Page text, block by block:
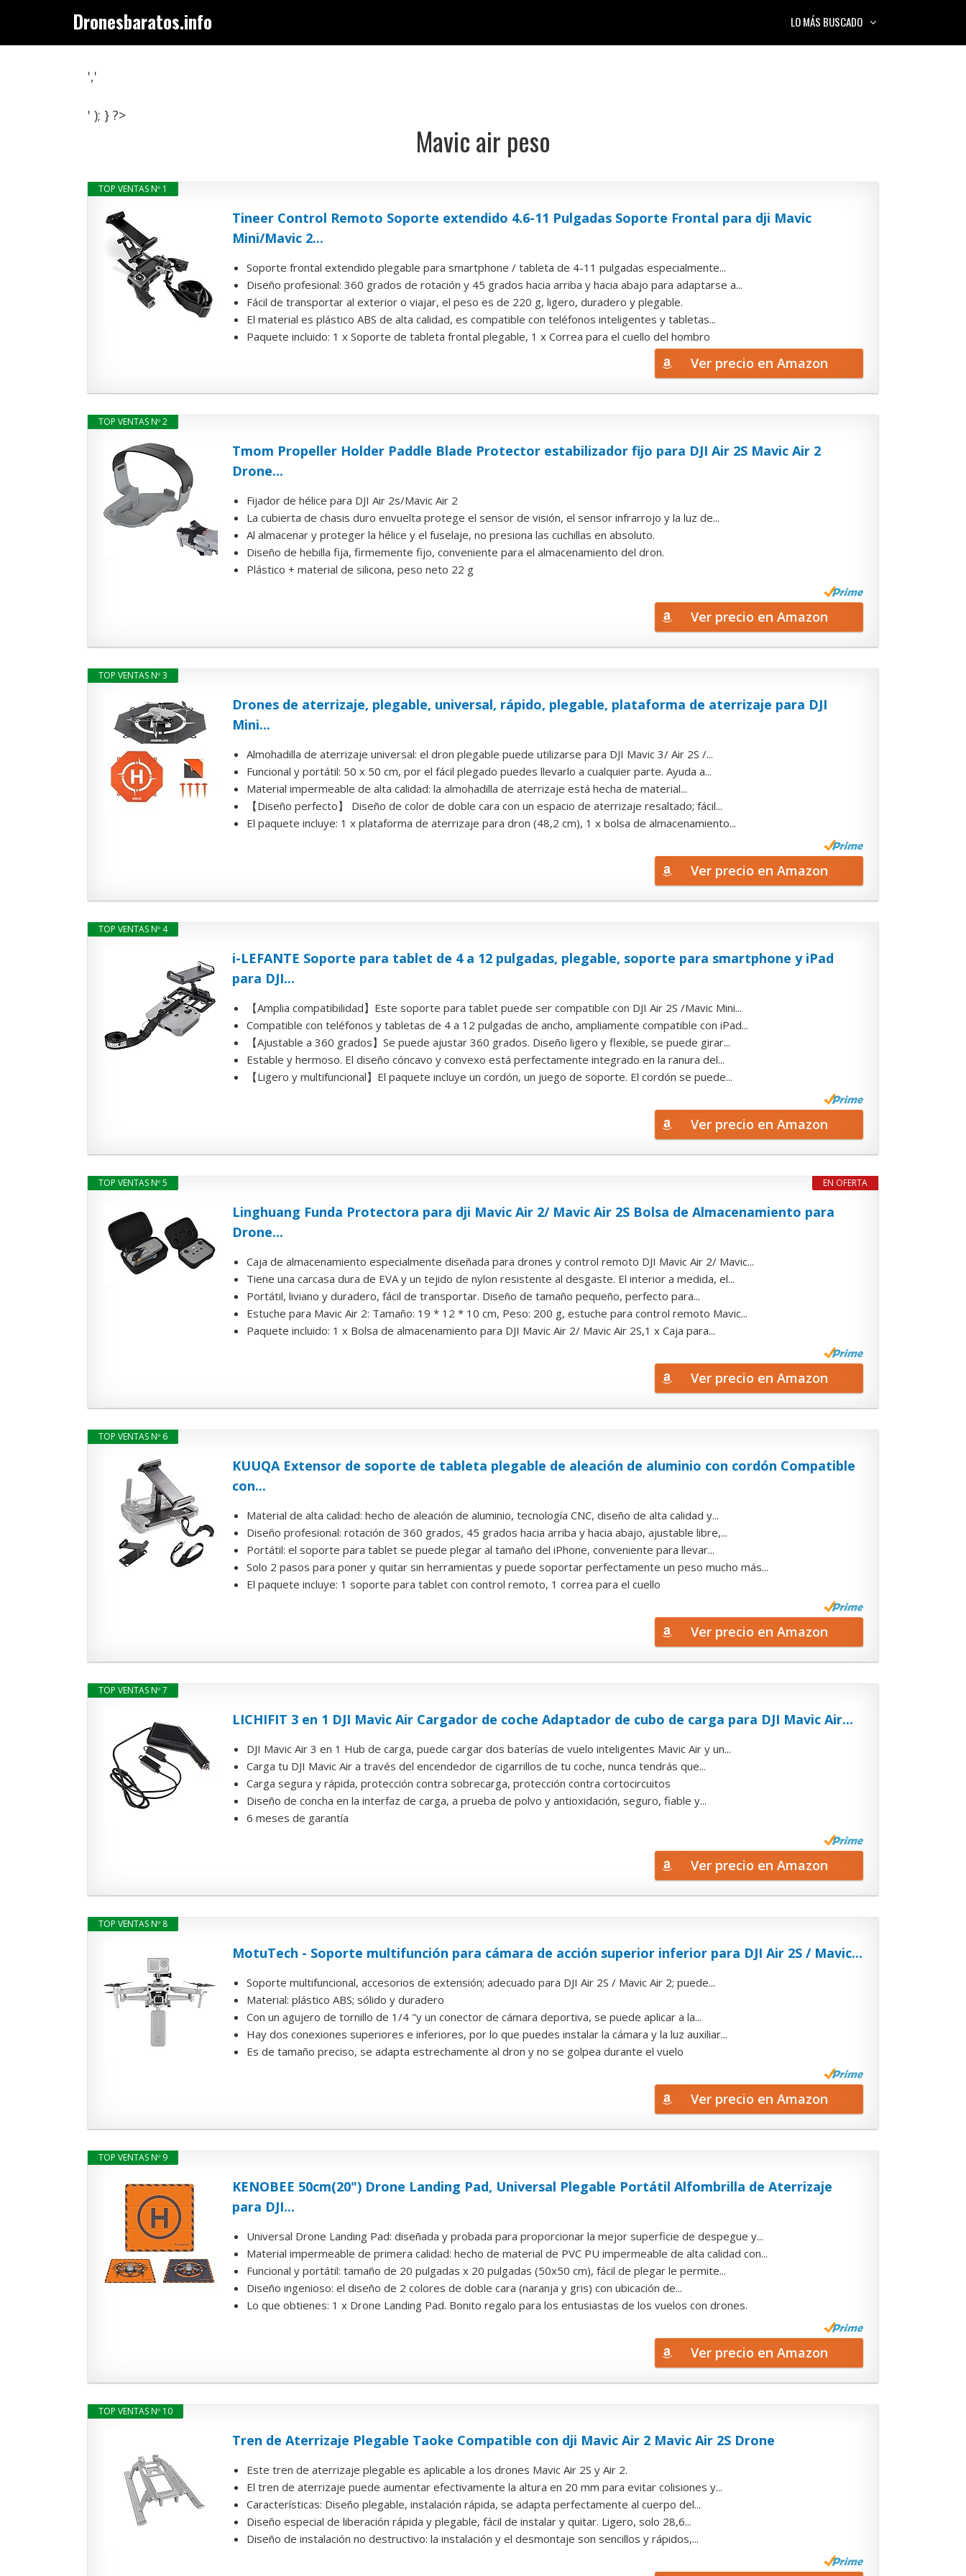
contenido
Dronesbaratos.info LO MÁS BUSCADO
','
' ); } ?>
Mavic air peso
TOP VENTAS Nº 1
Tineer Control Remoto Soporte extendido 4.6-11 Pulgadas Soporte Frontal para dji Mavic
Mini/Mavic 2...
Soporte frontal extendido plegable para smartphone / tableta de 4-11 pulgadas especialmente...
Diseño profesional: 360 grados de rotación y 45 grados hacia arriba y hacia abajo para adaptarse a...
Fácil de transportar al exterior o viajar, el peso es de 220 g, ligero, duradero y plegable.
El material es plástico ABS de alta calidad, es compatible con teléfonos inteligentes y tabletas...
Paquete incluido: 1 x Soporte de tableta frontal plegable, 1 x Correa para el cuello del hombro
Ver precio en Amazon
TOP VENTAS Nº 2
Tmom Propeller Holder Paddle Blade Protector estabilizador fijo para DJI Air 2S Mavic Air 2
Drone...
Fijador de hélice para DJI Air 2s/Mavic Air 2
La cubierta de chasis duro envuelta protege el sensor de visión, el sensor infrarrojo y la luz de...
Al almacenar y proteger la hélice y el fuselaje, no presiona las cuchillas en absoluto.
Diseño de hebilla fija, firmemente fijo, conveniente para el almacenamiento del dron.
Plástico + material de silicona, peso neto 22 g
Ver precio en Amazon
TOP VENTAS Nº 3
Drones de aterrizaje, plegable, universal, rápido, plegable, plataforma de aterrizaje para DJI
Mini...
Almohadilla de aterrizaje universal: el dron plegable puede utilizarse para DJI Mavic 3/ Air 2S /...
Funcional y portátil: 50 x 50 cm, por el fácil plegado puedes llevarlo a cualquier parte. Ayuda a...
Material impermeable de alta calidad: la almohadilla de aterrizaje está hecha de material...
【Diseño perfecto】 Diseño de color de doble cara con un espacio de aterrizaje resaltado; fácil...
El paquete incluye: 1 x plataforma de aterrizaje para dron (48,2 cm), 1 x bolsa de almacenamiento...
Ver precio en Amazon
TOP VENTAS Nº 4
i-LEFANTE Soporte para tablet de 4 a 12 pulgadas, plegable, soporte para smartphone y iPad
para DJI...
【Amplia compatibilidad】Este soporte para tablet puede ser compatible con DJI Air 2S /Mavic Mini...
Compatible con teléfonos y tabletas de 4 a 12 pulgadas de ancho, ampliamente compatible con iPad...
【Ajustable a 360 grados】Se puede ajustar 360 grados. Diseño ligero y flexible, se puede girar...
Estable y hermoso. El diseño cóncavo y convexo está perfectamente integrado en la ranura del...
【Ligero y multifuncional】El paquete incluye un cordón, un juego de soporte. El cordón se puede...
Ver precio en Amazon
EN OFERTA
TOP VENTAS Nº 5
Linghuang Funda Protectora para dji Mavic Air 2/ Mavic Air 2S Bolsa de Almacenamiento para
Drone...
Caja de almacenamiento especialmente diseñada para drones y control remoto DJI Mavic Air 2/ Mavic...
Tiene una carcasa dura de EVA y un tejido de nylon resistente al desgaste. El interior a medida, el...
Portátil, liviano y duradero, fácil de transportar. Diseño de tamaño pequeño, perfecto para...
Estuche para Mavic Air 2: Tamaño: 19 * 12 * 10 cm, Peso: 200 g, estuche para control remoto Mavic...
Paquete incluido: 1 x Bolsa de almacenamiento para DJI Mavic Air 2/ Mavic Air 2S,1 x Caja para...
Ver precio en Amazon
TOP VENTAS Nº 6
KUUQA Extensor de soporte de tableta plegable de aleación de aluminio con cordón Compatible
con...
Material de alta calidad: hecho de aleación de aluminio, tecnología CNC, diseño de alta calidad y...
Diseño profesional: rotación de 360 grados, 45 grados hacia arriba y hacia abajo, ajustable libre,...
Portátil: el soporte para tablet se puede plegar al tamaño del iPhone, conveniente para llevar...
Solo 2 pasos para poner y quitar sin herramientas y puede soportar perfectamente un peso mucho más...
El paquete incluye: 1 soporte para tablet con control remoto, 1 correa para el cuello
Ver precio en Amazon
TOP VENTAS Nº 7
LICHIFIT 3 en 1 DJI Mavic Air Cargador de coche Adaptador de cubo de carga para DJI Mavic Air...
DJI Mavic Air 3 en 1 Hub de carga, puede cargar dos baterías de vuelo inteligentes Mavic Air y un...
Carga tu DJI Mavic Air a través del encendedor de cigarrillos de tu coche, nunca tendrás que...
Carga segura y rápida, protección contra sobrecarga, protección contra cortocircuitos
Diseño de concha en la interfaz de carga, a prueba de polvo y antioxidación, seguro, fiable y...
6 meses de garantía
Ver precio en Amazon
TOP VENTAS Nº 8
MotuTech - Soporte multifunción para cámara de acción superior inferior para DJI Air 2S / Mavic...
Soporte multifuncional, accesorios de extensión; adecuado para DJI Air 2S / Mavic Air 2; puede...
Material: plástico ABS; sólido y duradero
Con un agujero de tornillo de 1/4 "y un conector de cámara deportiva, se puede aplicar a la...
Hay dos conexiones superiores e inferiores, por lo que puedes instalar la cámara y la luz auxiliar...
Es de tamaño preciso, se adapta estrechamente al dron y no se golpea durante el vuelo
Ver precio en Amazon
TOP VENTAS Nº 9
KENOBEE 50cm(20") Drone Landing Pad, Universal Plegable Portátil Alfombrilla de Aterrizaje
para DJI...
Universal Drone Landing Pad: diseñada y probada para proporcionar la mejor superficie de despegue y...
Material impermeable de primera calidad: hecho de material de PVC PU impermeable de alta calidad con...
Funcional y portátil: tamaño de 20 pulgadas x 20 pulgadas (50x50 cm), fácil de plegar le permite...
Diseño ingenioso: el diseño de 2 colores de doble cara (naranja y gris) con ubicación de...
Lo que obtienes: 1 x Drone Landing Pad. Bonito regalo para los entusiastas de los vuelos con drones.
Ver precio en Amazon
TOP VENTAS Nº 10
Tren de Aterrizaje Plegable Taoke Compatible con dji Mavic Air 2 Mavic Air 2S Drone
Este tren de aterrizaje plegable es aplicable a los drones Mavic Air 2S y Air 2.
El tren de aterrizaje puede aumentar efectivamente la altura en 20 mm para evitar colisiones y...
Características: Diseño plegable, instalación rápida, se adapta perfectamente al cuerpo del...
Diseño especial de liberación rápida y plegable, fácil de instalar y quitar. Ligero, solo 28,6...
Diseño de instalación no destructivo: la instalación y el desmontaje son sencillos y rápidos,...